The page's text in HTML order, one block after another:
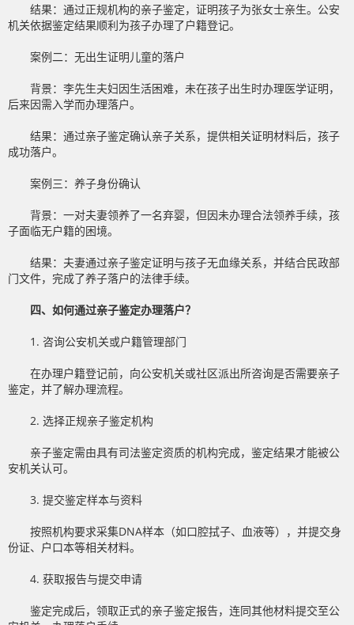
结果：通过正规机构的亲子鉴定，证明孩子为张女士亲生。公安
机关依据鉴定结果顺利为孩子办理了户籍登记。
案例二：无出生证明儿童的落户
背景：李先生夫妇因生活困难，未在孩子出生时办理医学证明，
后来因需入学而办理落户。
结果：通过亲子鉴定确认亲子关系，提供相关证明材料后，孩子
成功落户。
案例三：养子身份确认
背景：一对夫妻领养了一名弃婴，但因未办理合法领养手续，孩
子面临无户籍的困境。
结果：夫妻通过亲子鉴定证明与孩子无血缘关系，并结合民政部
门文件，完成了养子落户的法律手续。
四、如何通过亲子鉴定办理落户？
1. 咨询公安机关或户籍管理部门
在办理户籍登记前，向公安机关或社区派出所咨询是否需要亲子
鉴定，并了解办理流程。
2. 选择正规亲子鉴定机构
亲子鉴定需由具有司法鉴定资质的机构完成，鉴定结果才能被公
安机关认可。
3. 提交鉴定样本与资料
按照机构要求采集DNA样本（如口腔拭子、血液等），并提交身
份证、户口本等相关材料。
4. 获取报告与提交申请
鉴定完成后，领取正式的亲子鉴定报告，连同其他材料提交至公